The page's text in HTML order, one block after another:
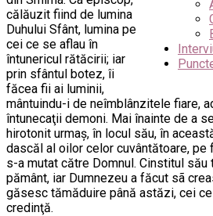
călăuzit fiind de lumina
Duhului Sfânt, lumina pe
cei ce se aflau în
întunericul rătăcirii; iar
prin sfântul botez, îi
făcea fii ai luminii,
mântuindu-i de neîmblânzitele fiare,
întunecaţii demoni. Mai înainte de a
hirotonit urmaş, în locul său, în
dascăl al oilor celor cuvântătoare, pe
s-a mutat către Domnul. Cinstitul
pământ, iar Dumnezeu a făcut sã
găsesc tămăduire până astăzi, cei
credinţă.